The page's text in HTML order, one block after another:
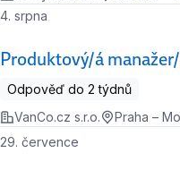
Produktový/á
4. srpna
Odpověď do 2 týdnů
VanCo.cz s.r.o.
Praha –
29. července